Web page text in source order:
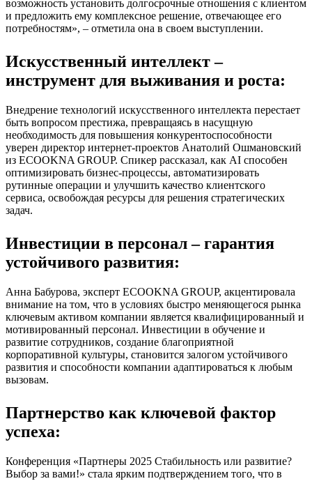
возможность установить долгосрочные отношения с клиентом
и предложить ему комплексное решение, отвечающее его
потребностям», – отметила она в своем выступлении.
Искусственный интеллект –
инструмент для выживания и роста:
Внедрение технологий искусственного интеллекта перестает
быть вопросом престижа, превращаясь в насущную
необходимость для повышения конкурентоспособности
уверен директор интернет-проектов Анатолий Ошмановский
из ECOOKNA GROUP. Спикер рассказал, как AI способен
оптимизировать бизнес-процессы, автоматизировать
рутинные операции и улучшить качество клиентского
сервиса, освобождая ресурсы для решения стратегических
задач.
Инвестиции в персонал – гарантия
устойчивого развития:
Анна Бабурова, эксперт ECOOKNA GROUP, акцентировала
внимание на том, что в условиях быстро меняющегося рынка
ключевым активом компании является квалифицированный и
мотивированный персонал. Инвестиции в обучение и
развитие сотрудников, создание благоприятной
корпоративной культуры, становится залогом устойчивого
развития и способности компании адаптироваться к любым
вызовам.
Партнерство как ключевой фактор
успеха:
Конференция «Партнеры 2025 Стабильность или развитие?
Выбор за вами!» стала ярким подтверждением того, что в